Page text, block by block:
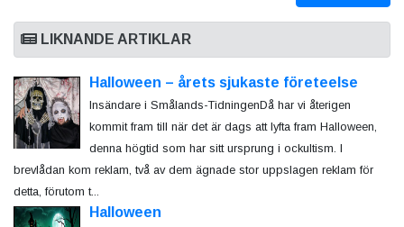
LIKNANDE ARTIKLAR
Halloween – årets sjukaste företeelse
Insändare i Smålands-TidningenDå har vi återigen
kommit fram till när det är dags att lyfta fram Halloween,
denna högtid som har sitt ursprung i ockultism. I
brevlådan kom reklam, två av dem ägnade stor uppslagen reklam för
detta, förutom t...
Halloween